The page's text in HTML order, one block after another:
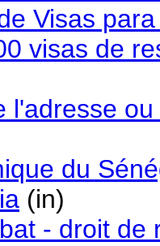
Visas
visas de
l'adresse
du
(in)
- droit de